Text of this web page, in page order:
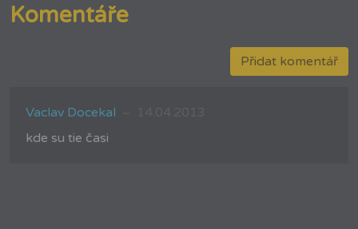
Komentáře
Přidat komentář
Vaclav Docekal
kde su tie časi